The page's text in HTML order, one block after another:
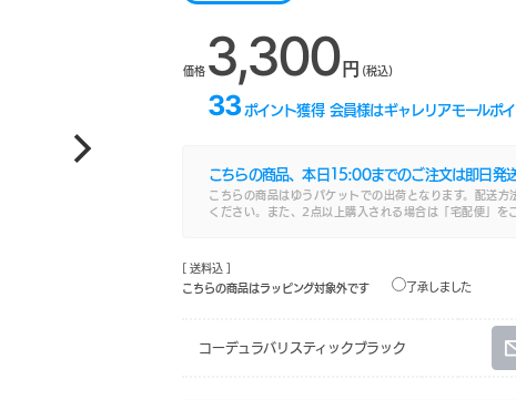
価格 3,300円 (税込)
33ポイント獲得 会員様はギャレリアモールポ
こちらの商品、本日 15:00までのご注文は即日発
こちらの商品はゆうパケットでの出荷となります。配送方
ください。また、2点以上購入される場合は「宅配便」を
[ 送料込 ]
こちらの商品はラッピング対象外です
了承しました
コーデュラバリスティックブラック